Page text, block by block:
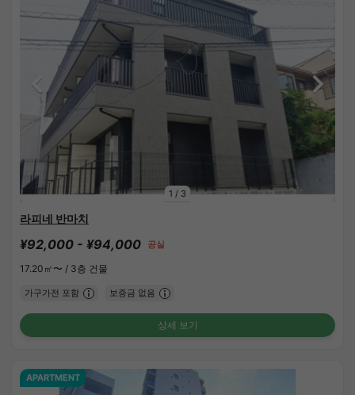
1 / 3
라피네 반마치
¥92,000 - ¥94,000 공실
17.20㎡〜 / 3층 건물
가구가전 포함 보증금 없음
상세 보기
APARTMENT